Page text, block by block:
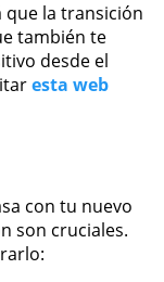
que la transición
también te
desde el
esta web
con tu nuevo
son cruciales.